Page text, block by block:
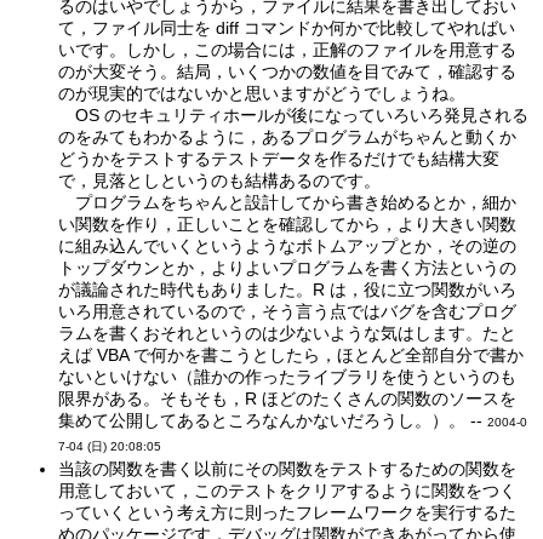
るのはいやでしょうから，ファイルに結果を書き出しておい
て，ファイル同士を diff コマンドか何かで比較してやればい
いです。しかし，この場合には，正解のファイルを用意する
のが大変そう。結局，いくつかの数値を目でみて，確認する
のが現実的ではないかと思いますがどうでしょうね。
OS のセキュリティホールが後になっていろいろ発見される
のをみてもわかるように，あるプログラムがちゃんと動くか
どうかをテストするテストデータを作るだけでも結構大変
で，見落としというのも結構あるのです。
プログラムをちゃんと設計してから書き始めるとか，細か
い関数を作り，正しいことを確認してから，より大きい関数
に組み込んでいくというようなボトムアップとか，その逆の
トップダウンとか，よりよいプログラムを書く方法というの
が議論された時代もありました。R は，役に立つ関数がいろ
いろ用意されているので，そう言う点ではバグを含むプログ
ラムを書くおそれというのは少ないような気はします。たと
えば VBA で何かを書こうとしたら，ほとんど全部自分で書か
ないといけない（誰かの作ったライブラリを使うというのも
限界がある。そもそも，R ほどのたくさんの関数のソースを
集めて公開してあるところなんかないだろうし。）。 --2004-0
7-04 (日) 20:08:05
当該の関数を書く以前にその関数をテストするための関数を
用意しておいて，このテストをクリアするように関数をつく
っていくという考え方に則ったフレームワークを実行するた
めのパッケージです．デバッグは関数ができあがってから使